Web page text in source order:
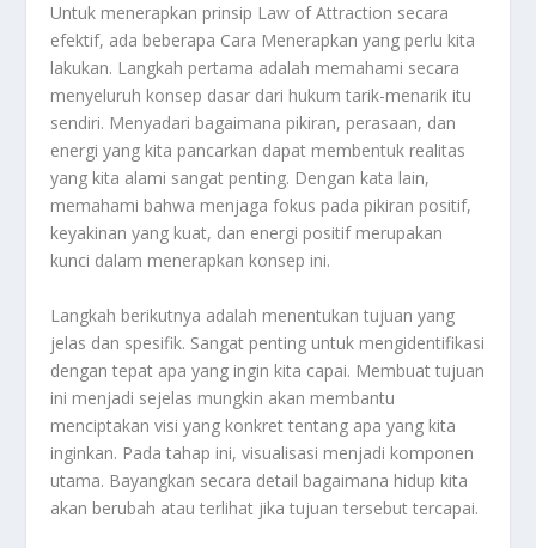
Untuk menerapkan prinsip Law of Attraction secara
efektif, ada beberapa Cara Menerapkan yang perlu kita
lakukan. Langkah pertama adalah memahami secara
menyeluruh konsep dasar dari hukum tarik-menarik itu
sendiri. Menyadari bagaimana pikiran, perasaan, dan
energi yang kita pancarkan dapat membentuk realitas
yang kita alami sangat penting. Dengan kata lain,
memahami bahwa menjaga fokus pada pikiran positif,
keyakinan yang kuat, dan energi positif merupakan
kunci dalam menerapkan konsep ini.
Langkah berikutnya adalah menentukan tujuan yang
jelas dan spesifik. Sangat penting untuk mengidentifikasi
dengan tepat apa yang ingin kita capai. Membuat tujuan
ini menjadi sejelas mungkin akan membantu
menciptakan visi yang konkret tentang apa yang kita
inginkan. Pada tahap ini, visualisasi menjadi komponen
utama. Bayangkan secara detail bagaimana hidup kita
akan berubah atau terlihat jika tujuan tersebut tercapai.